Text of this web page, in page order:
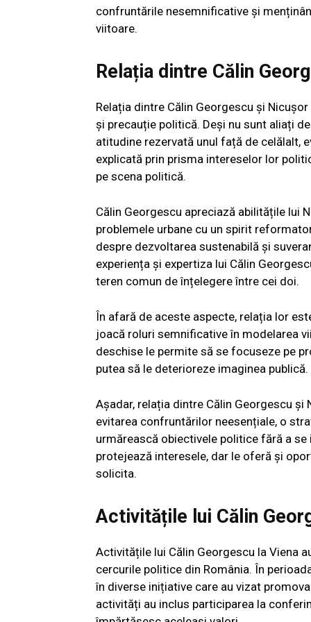
confruntările nesemnificative și
viitoare.
Relația dintre Călin
Relația dintre Călin Georgescu și
și precauție politică. Deși nu sunt aliați
atitudine rezervată unul față de celălalt,
explicată prin prisma intereselor lor
pe scena politică.
Călin Georgescu apreciază abilitățile lui
problemele urbane cu un spirit
despre dezvoltarea sustenabilă și
experiența și expertiza lui Călin
teren comun de înțelegere între cei doi.
În afară de aceste aspecte, relația lor
joacă roluri semnificative în modelarea
deschise le permite să se focuseze pe
putea să le deterioreze imaginea publică.
Așadar, relația dintre Călin Georgescu
evitarea confruntărilor neesențiale, o
urmărească obiectivele politice fără a
protejează interesele, dar le oferă și
solicita.
Activitățile lui Călin
Activitățile lui Călin Georgescu la Viena
cercurile politice din România. În
în diverse inițiative care au vizat
activități au inclus participarea la